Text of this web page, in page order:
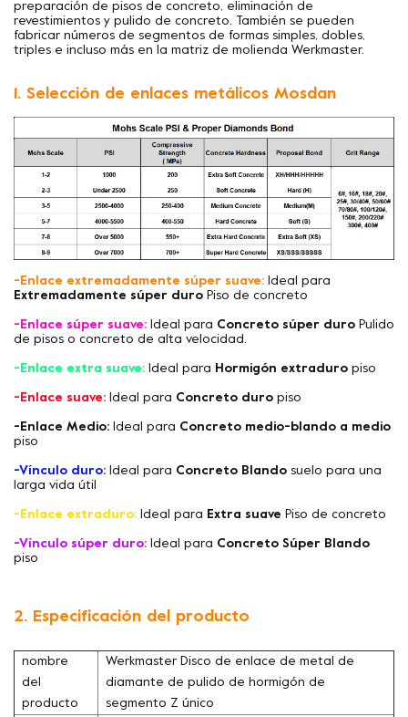
preparación de pisos de concreto, eliminación de
revestimientos y pulido de concreto. También se pueden
fabricar números de segmentos de formas simples, dobles,
triples e incluso más en la matriz de molienda Werkmaster.
1. Selección de enlaces metálicos Mosdan
-Enlace extremadamente súper suave: Ideal para
Extremadamente súper duro Piso de concreto
-Enlace súper suave: Ideal para Concreto súper duro Pulido
de pisos o concreto de alta velocidad.
-Enlace extra suave: Ideal para Hormigón extraduro piso
-Enlace suave: Ideal para Concreto duro piso
-Enlace Medio: Ideal para Concreto medio-blando a medio
piso
-Vínculo duro: Ideal para Concreto Blando suelo para una
larga vida útil
-Enlace extraduro: Ideal para Extra suave Piso de concreto
-Vínculo súper duro: Ideal para Concreto Súper Blando
piso
2. Especificación del producto
nombre
del
producto
Werkmaster Disco de enlace de metal de
diamante de pulido de hormigón de
segmento Z único